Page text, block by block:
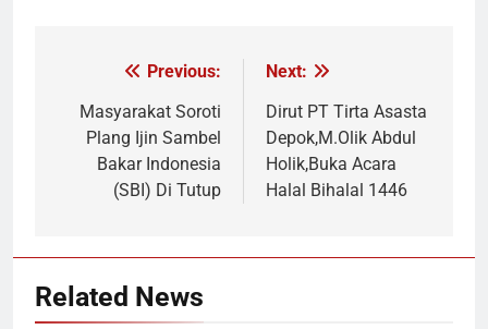
Navigasi
pos
Previous:
Masyarakat Soroti
Plang Ijin Sambel
Bakar Indonesia
(SBI) Di Tutup
Next:
Dirut PT Tirta Asasta
Depok,M.Olik Abdul
Holik,Buka Acara
Halal Bihalal 1446
Related News